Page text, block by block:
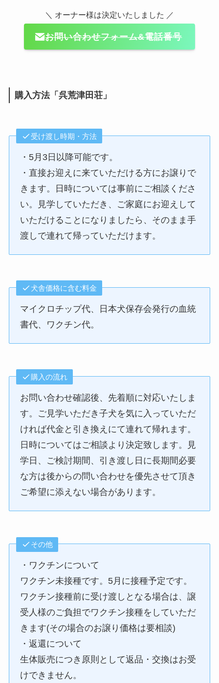
＼ オーナー様は決定いたしました ／
お問い合わせフォーム&電話番号
購入方法「呉荒津田荘」
受け渡し時期・方法
・5月3日以降可能です。
・直接お迎えに来ていただける方にお譲りで
きます。日時については事前にご相談くださ
い。見学していただき、ご家庭にお迎えして
いただけることになりましたら、そのまま手
渡しで連れて帰っていただけます。
犬舎価格に含む料金
マイクロチップ代、日本犬保存会発行の血統
書代、ワクチン代。
購入の流れ
お問い合わせ確認後、先着順に対応いたしま
す。ご見学いただき子犬を気に入っていただ
ければ代金と引き換えにて連れて帰れます。
日時についてはご相談より決定致します。見
学日、ご検討期間、引き渡し日に長期間必要
な方は後からの問い合わせを優先させて頂き
ご希望に添えない場合があります。
その他
・ワクチンについて
ワクチン未接種です。5月に接種予定です。
ワクチン接種前に受け渡しとなる場合は、譲
受人様のご負担でワクチン接種をしていただ
きます(その場合のお譲り価格は要相談)
・返還について
生体販売につき原則として返品・交換はお受
けできません。